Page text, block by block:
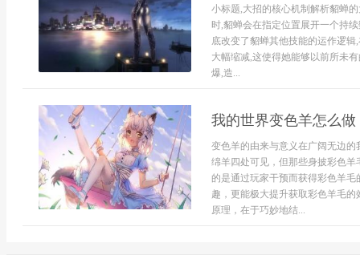
小标题,大招的核心机制解析貂蝉
时,貂蝉会在指定位置展开一个持
底改变了貂蝉其他技能的运作逻
大幅缩减,这使得她能够以前所未
爆,造...
我的世界变色羊怎么
变色羊的由来与意义在广阔无边
绵羊四处可见，但那些身披彩色
的是通过玩家干预而获得彩色羊
趣，更能极大提升获取彩色羊毛
原理，在于巧妙地结...